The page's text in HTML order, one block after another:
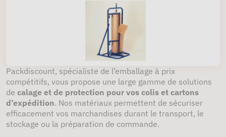
Packdiscount, spécialiste de l’emballage à prix
compétitifs, vous propose une large gamme de solutions
de calage et de protection pour vos colis et cartons
d’expédition. Nos matériaux permettent de sécuriser
efficacement vos marchandises durant le transport, le
stockage ou la préparation de commande.